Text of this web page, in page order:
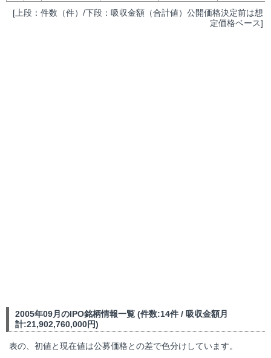
[上段：件数（件）/下段：吸収金額（合計値）公開価格決定前は想
定価格ベース]
2005年09月のIPO銘柄情報一覧 (件数:14件 / 吸収金額月
計:21,902,760,000円)
表の、初値と現在値は公募価格との差で色分けしています。